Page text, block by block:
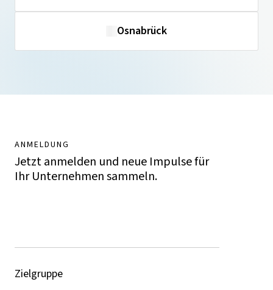
Osnabrück
ANMELDUNG
Jetzt anmelden und neue Impulse für
Ihr Unternehmen sammeln.
Zielgruppe